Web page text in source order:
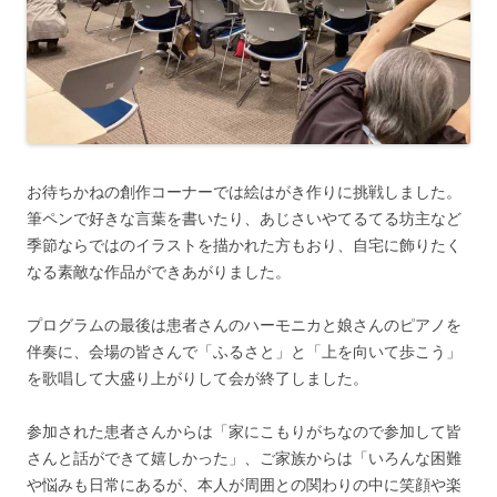
お待ちかねの創作コーナーでは絵はがき作りに挑戦しました。
筆ペンで好きな言葉を書いたり、あじさいやてるてる坊主など
季節ならではのイラストを描かれた方もおり、自宅に飾りたく
なる素敵な作品ができあがりました。
プログラムの最後は患者さんのハーモニカと娘さんのピアノを
伴奏に、会場の皆さんで「ふるさと」と「上を向いて歩こう」
を歌唱して大盛り上がりして会が終了しました。
参加された患者さんからは「家にこもりがちなので参加して皆
さんと話ができて嬉しかった」、ご家族からは「いろんな困難
や悩みも日常にあるが、本人が周囲との関わりの中に笑顔や楽